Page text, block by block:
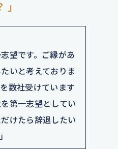
望です。ご縁があ
いと考えておりま
数社受けています
第一志望としてい
けたら辞退したい